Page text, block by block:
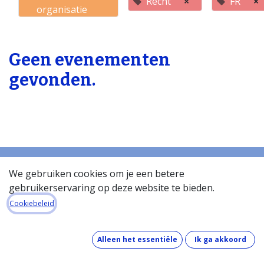
organisatie
Geen evenementen
gevonden.
Startpagina
Over de databank
Hoe werkt de databank?
Wat zit er in de databank?
We gebruiken cookies om je een betere
gebruikerservaring op deze website te bieden.
Cookiebeleid
Alleen het essentiële Ik ga akkoord